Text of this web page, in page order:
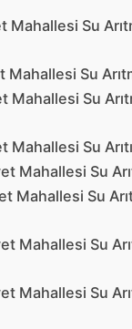
Mahallesi Su
Su
Mahallesi Su
Mahallesi Su
Mahallesi Su
Mahallesi Su
Mahallesi Su
Mahallesi Su